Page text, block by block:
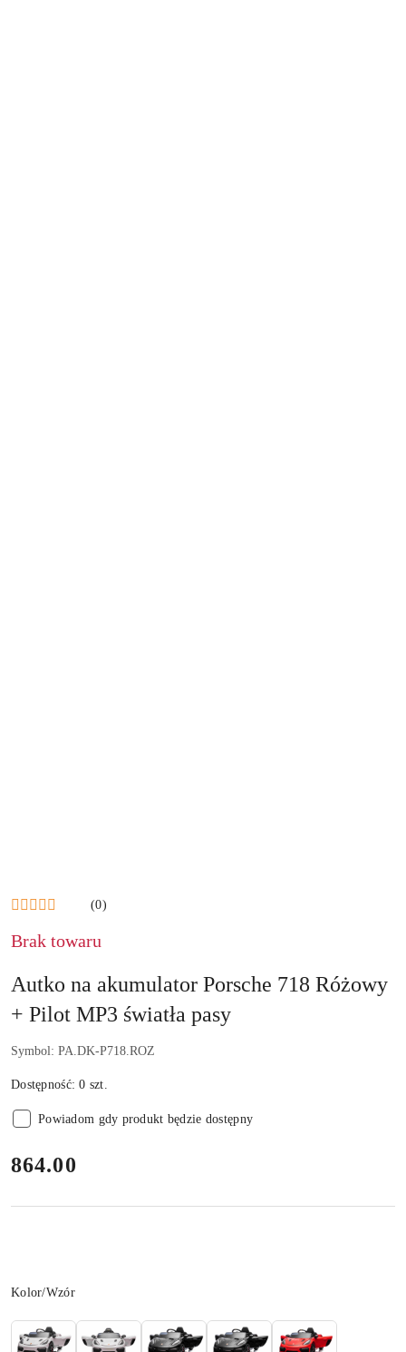
(0)
Brak towaru
Autko na akumulator Porsche 718 Różowy
+ Pilot MP3 światła pasy
Symbol: PA.DK-P718.ROZ
Dostępność:0 szt.
Powiadom gdy produkt będzie dostępny
cena:
864.00
Wariant
Kolor/Wzór